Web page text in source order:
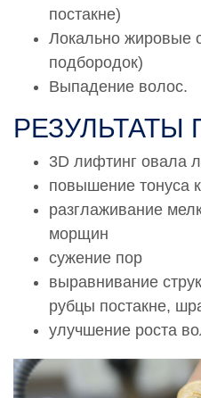
33 500 руб.
0002118
Радиочастотная
Внутренняя поверхность
категория
36 500 руб.
Радиочастотная
Внутренняя поверхность
категория
46 800 руб.
0002120
Радиочастотная
Внутренняя поверхность
0002121
постакне)
Локально жировые
подбородок)
Выпадение волос.
3D лифтинг овала
повышение тонуса
разглаживание
морщин
сужение пор
выравнивание
рубцы постакне,
улучшение роста